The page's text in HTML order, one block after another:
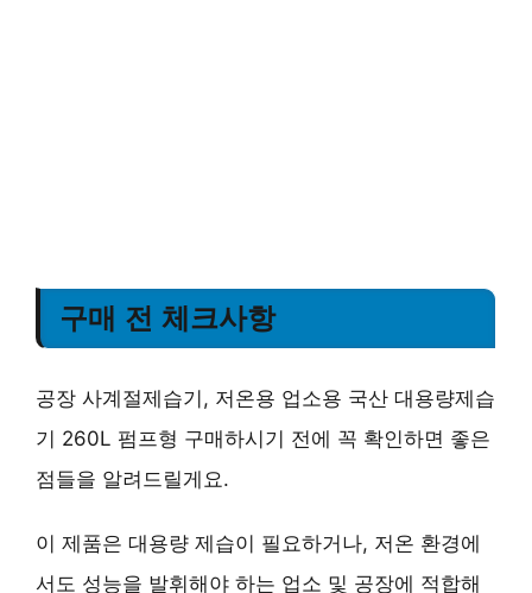
구매 전 체크사항
공장 사계절제습기, 저온용 업소용 국산 대용량제습
기 260L 펌프형 구매하시기 전에 꼭 확인하면 좋은
점들을 알려드릴게요.
이 제품은 대용량 제습이 필요하거나, 저온 환경에
서도 성능을 발휘해야 하는 업소 및 공장에 적합해